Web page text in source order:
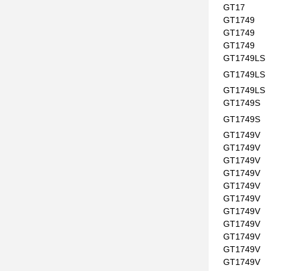
GT17
GT1749
GT1749
GT1749
GT1749LS
GT1749LS
GT1749LS
GT1749S
GT1749S
GT1749V
GT1749V
GT1749V
GT1749V
GT1749V
GT1749V
GT1749V
GT1749V
GT1749V
GT1749V
GT1749V